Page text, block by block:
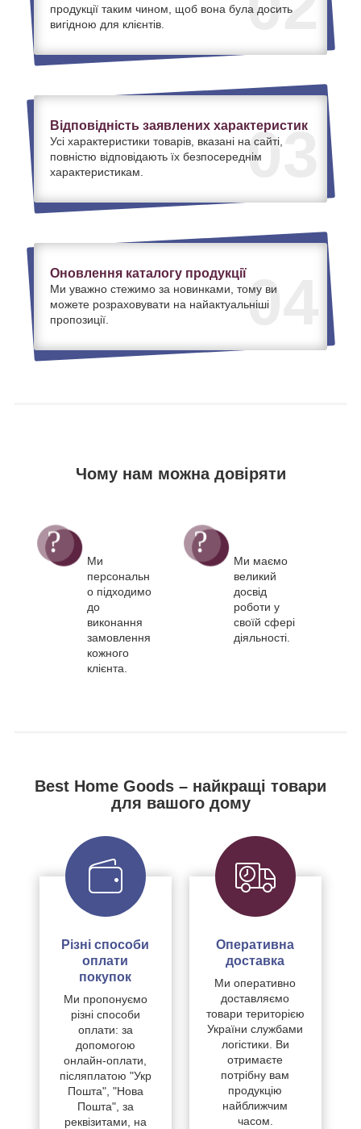
продукції таким чином, щоб вона була досить
вигідною для клієнтів.
03
Відповідність заявлених характеристик
Усі характеристики товарів, вказані на сайті,
повністю відповідають їх безпосереднім
характеристикам.
04
Оновлення каталогу продукції
Ми уважно стежимо за новинками, тому ви
можете розраховувати на найактуальніші
пропозиції.
Чому нам можна довіряти
Ми
персональн
о підходимо
до
виконання
замовлення
кожного
клієнта.
Ми маємо
великий
досвід
роботи у
своїй сфері
діяльності.
Best Home Goods – найкращі товари
для вашого дому
Різні способи
оплати
покупок
Ми пропонуємо
різні способи
оплати: за
допомогою
онлайн-оплати,
післяплатою "Укр
Пошта", "Нова
Пошта", за
реквізитами, на
Оперативна
доставка
Ми оперативно
доставляємо
товари територією
України службами
логістики. Ви
отримаєте
потрібну вам
продукцію
найближчим
часом.